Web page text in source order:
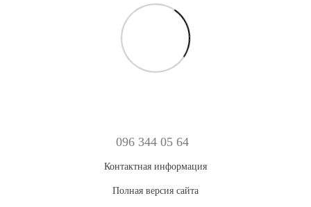
096 344 05 64
Контактная информация
Полная версия сайта